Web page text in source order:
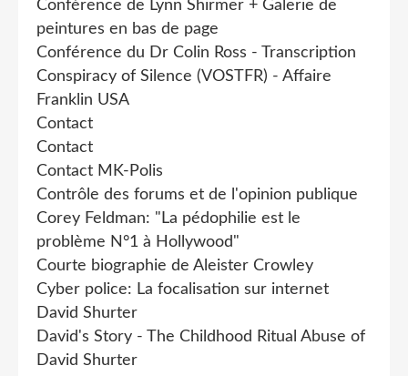
Conférence de Lynn Shirmer + Galerie de
peintures en bas de page
Conférence du Dr Colin Ross - Transcription
Conspiracy of Silence (VOSTFR) - Affaire
Franklin USA
Contact
Contact
Contact MK-Polis
Contrôle des forums et de l'opinion publique
Corey Feldman: "La pédophilie est le
problème N°1 à Hollywood"
Courte biographie de Aleister Crowley
Cyber police: La focalisation sur internet
David Shurter
David's Story - The Childhood Ritual Abuse of
David Shurter